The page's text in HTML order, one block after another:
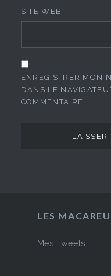
SITE WEB
ENREGISTRER MON
DANS LE
COMMENTAIRE.
LES
Mes Tweets